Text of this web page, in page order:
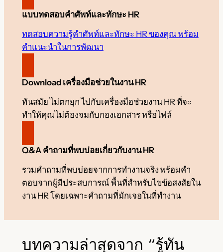
แบบทดสอบคำศัพท์และทักษะ HR
ทดสอบความรู้คำศัพท์และทักษะ HR ของคุณ พร้อม
คำแนะนำในการพัฒนา
Download เครื่องมือช่วยในงาน HR
ทันสมัย ไม่ตกยุก ไปกับเครื่องมือช่วยงาน HR ที่จะ
ทำให้คุณไม่ต้องจมกับกองเอกสาร หรือไฟล์
Q&A คำถามที่พบบ่อยเกี่ยวกับงาน HR
รวมคำถามที่พบบ่อยจากการทำงานจริง พร้อมคำ
ตอบจากผู้มีประสบการณ์ พื้นที่สำหรับไขข้อสงสัยใน
งาน HR โดยเฉพาะคำถามที่มักเจอในที่ทำงาน
บทความล่าสุดจาก “รู้ทัน